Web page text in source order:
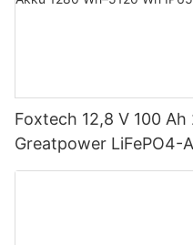
Foxtech 12,8 V 100
Greatpower LiFePO4-
IP65 Energiespeicher